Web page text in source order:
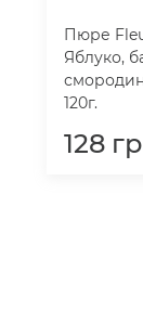
Пюре
Яблуко,
120г.
128